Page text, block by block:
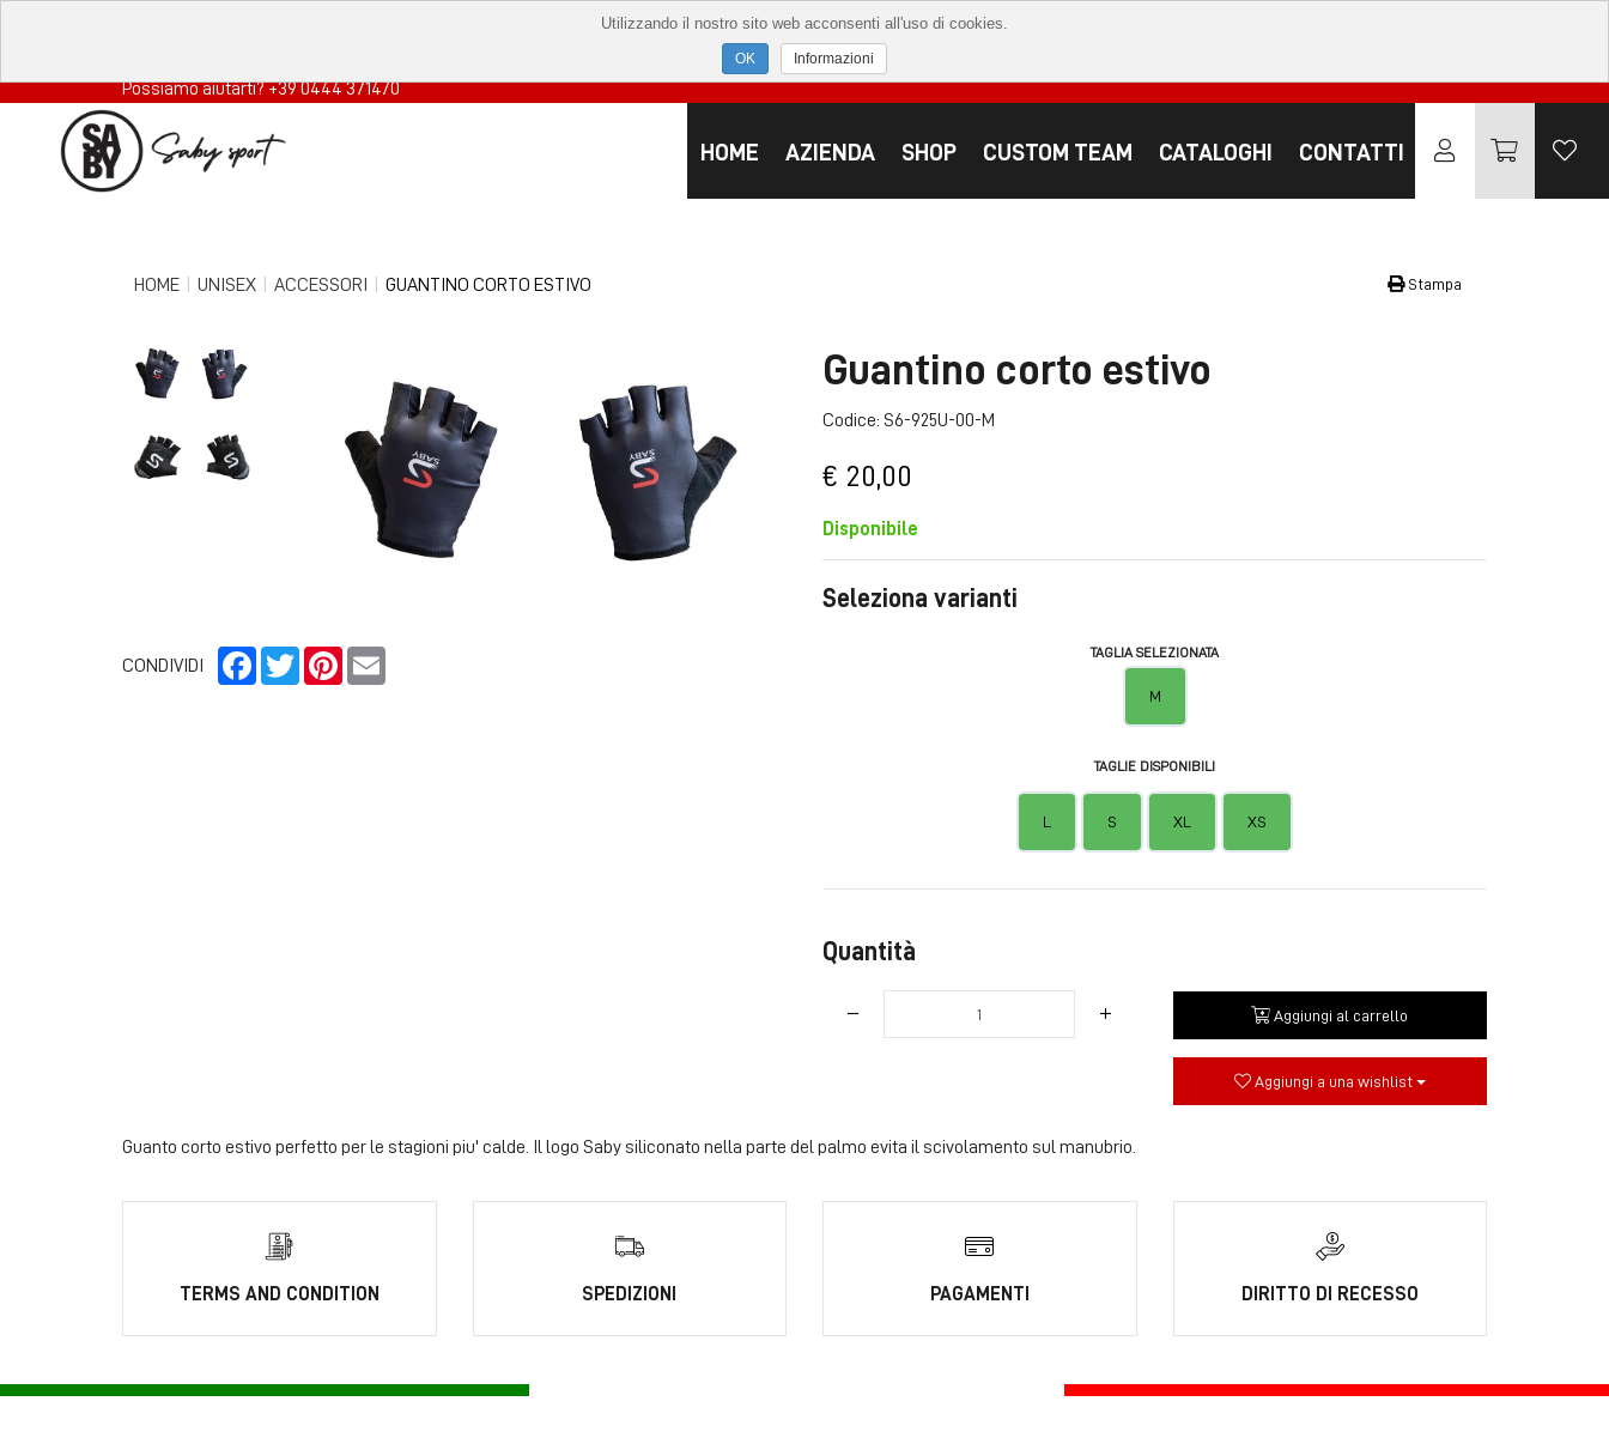
Possiamo aiutarti? +39 0444 371470
HOME AZIENDA SHOP CUSTOM TEAM CATALOGHI CONTATTI
HOME UNISEX ACCESSORI GUANTINO CORTO ESTIVO Stampa
CONDIVIDI Facebook
TwitterPinterest
Guantino corto estivo
Codice: S6-925U-00-M
€ 20,00
Disponibile
Seleziona varianti
TAGLIA SELEZIONATA
M
TAGLIE DISPONIBILI
L S XL XS
Quantità
Aggiungi al carrello
Aggiungi a una wishlist
Guanto corto estivo perfetto per le stagioni piu' calde. Il logo Saby siliconato nella parte del palmo evita il scivolamento sul manubrio.
TERMS AND CONDITION SPEDIZIONI PAGAMENTI DIRITTO DI RECESSO
Utilizzando il nostro sito web acconsenti all'uso di cookies.
Informazioni